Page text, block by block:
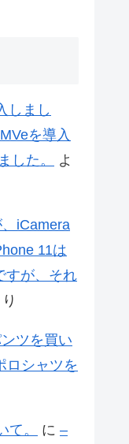
しまし
を導入
した。
よ
iCamera
11は
すが、それ
ツを買い
ロシャツを
。 に –